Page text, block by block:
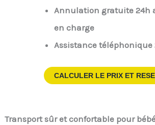
Annulation gratuite 24h
en charge
Assistance téléphonique
CALCULER LE PRIX ET
Transport sûr et confortable pour